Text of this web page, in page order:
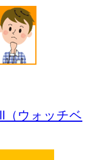
（ウォッチベ